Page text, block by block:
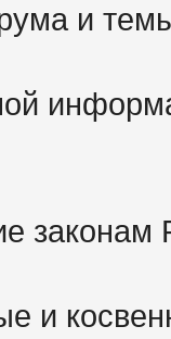
и
законам
и